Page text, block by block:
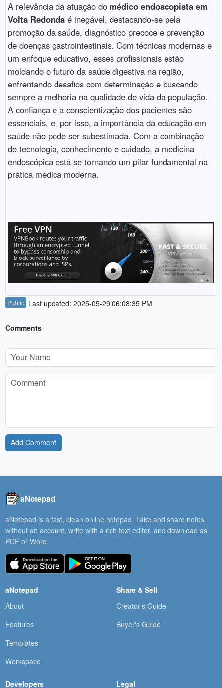
A relevância da atuação do médico endoscopista em
Volta Redondaé inegável, destacando-se pela
promoção da saúde, diagnóstico precoce e prevenção
de doenças gastrointestinais. Com técnicas modernas e
um enfoque educativo, esses profissionais estão
moldando o futuro da saúde digestiva na região,
enfrentando desafios com determinação e buscando
sempre a melhoria na qualidade de vida da população.
A confiança e a conscientização dos pacientes são
essenciais, e, por isso, a importância da educação em
saúde não pode ser subestimada. Com a combinação
de tecnologia, conhecimento e cuidado, a medicina
endoscópica está se tornando um pilar fundamental na
prática médica moderna.
Public Last updated: 2025-05-29 06:08:35 PM
Comments
Add Comment
aNotepad
aNotepad is a fast, clean online notepad. Take and share notes
without an account, write with a rich text editor, and download as
PDF or Word.
aNotepad
About
Features
Templates
Workspace
Share & Sell
Creator's Guide
Buyer's Guide
Developers Legal